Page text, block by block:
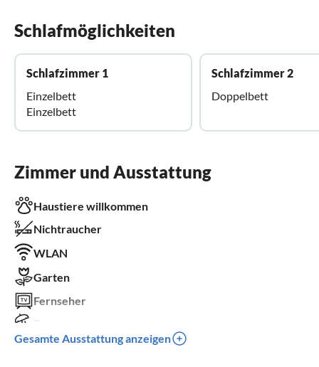
Schlafmöglichkeiten
Schlafzimmer 1
Einzelbett
Einzelbett
Schlafzimmer 2
Doppelbett
Zimmer und Ausstattung
Haustiere willkommen
Nichtraucher
WLAN
Garten
Fernseher
Spülmaschine
Gesamte Ausstattung anzeigen